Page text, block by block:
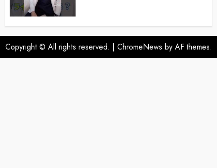
Copyright © All rights reserved. | ChromeNews by AF themes.